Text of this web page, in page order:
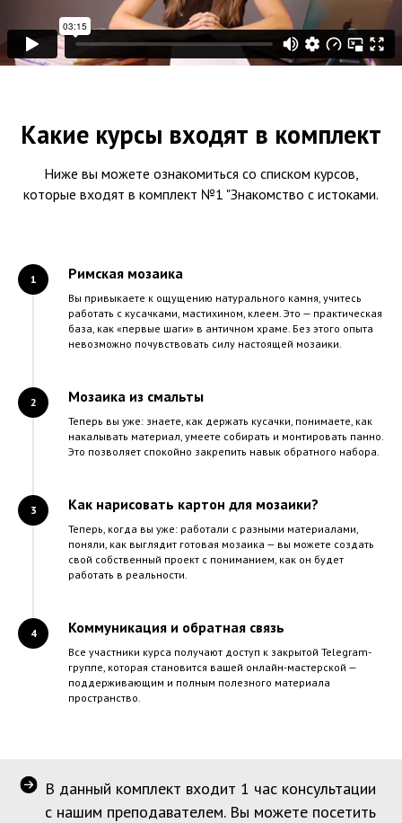
Какие курсы входят в комплект
Ниже вы можете ознакомиться со списком курсов,
которые входят в комплект №1 "Знакомство с истоками.
Римская мозаика
Вы привыкаете к ощущению натурального камня, учитесь
работать с кусачками, мастихином, клеем. Это — практическая
база, как «первые шаги» в античном храме. Без этого опыта
невозможно почувствовать силу настоящей мозаики.
Мозаика из смальты
Теперь вы уже: знаете, как держать кусачки, понимаете, как
накалывать материал, умеете собирать и монтировать панно.
Это позволяет спокойно закрепить навык обратного набора.
Как нарисовать картон для мозаики?
Теперь, когда вы уже: работали с разными материалами,
поняли, как выглядит готовая мозаика — вы можете создать
свой собственный проект с пониманием, как он будет
работать в реальности.
Коммуникация и обратная связь
Все участники курса получают доступ к закрытой Telegram-
группе, которая становится вашей онлайн-мастерской —
поддерживающим и полным полезного материала
пространство.
В данный комплект входит 1 час консультации
с нашим преподавателем. Вы можете посетить